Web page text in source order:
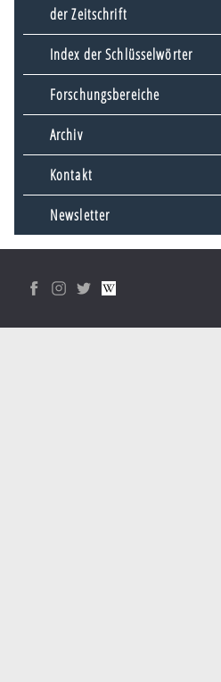
der Zeitschrift
Index der Schlüsselwörter
Forschungsbereiche
Archiv
Kontakt
Newsletter